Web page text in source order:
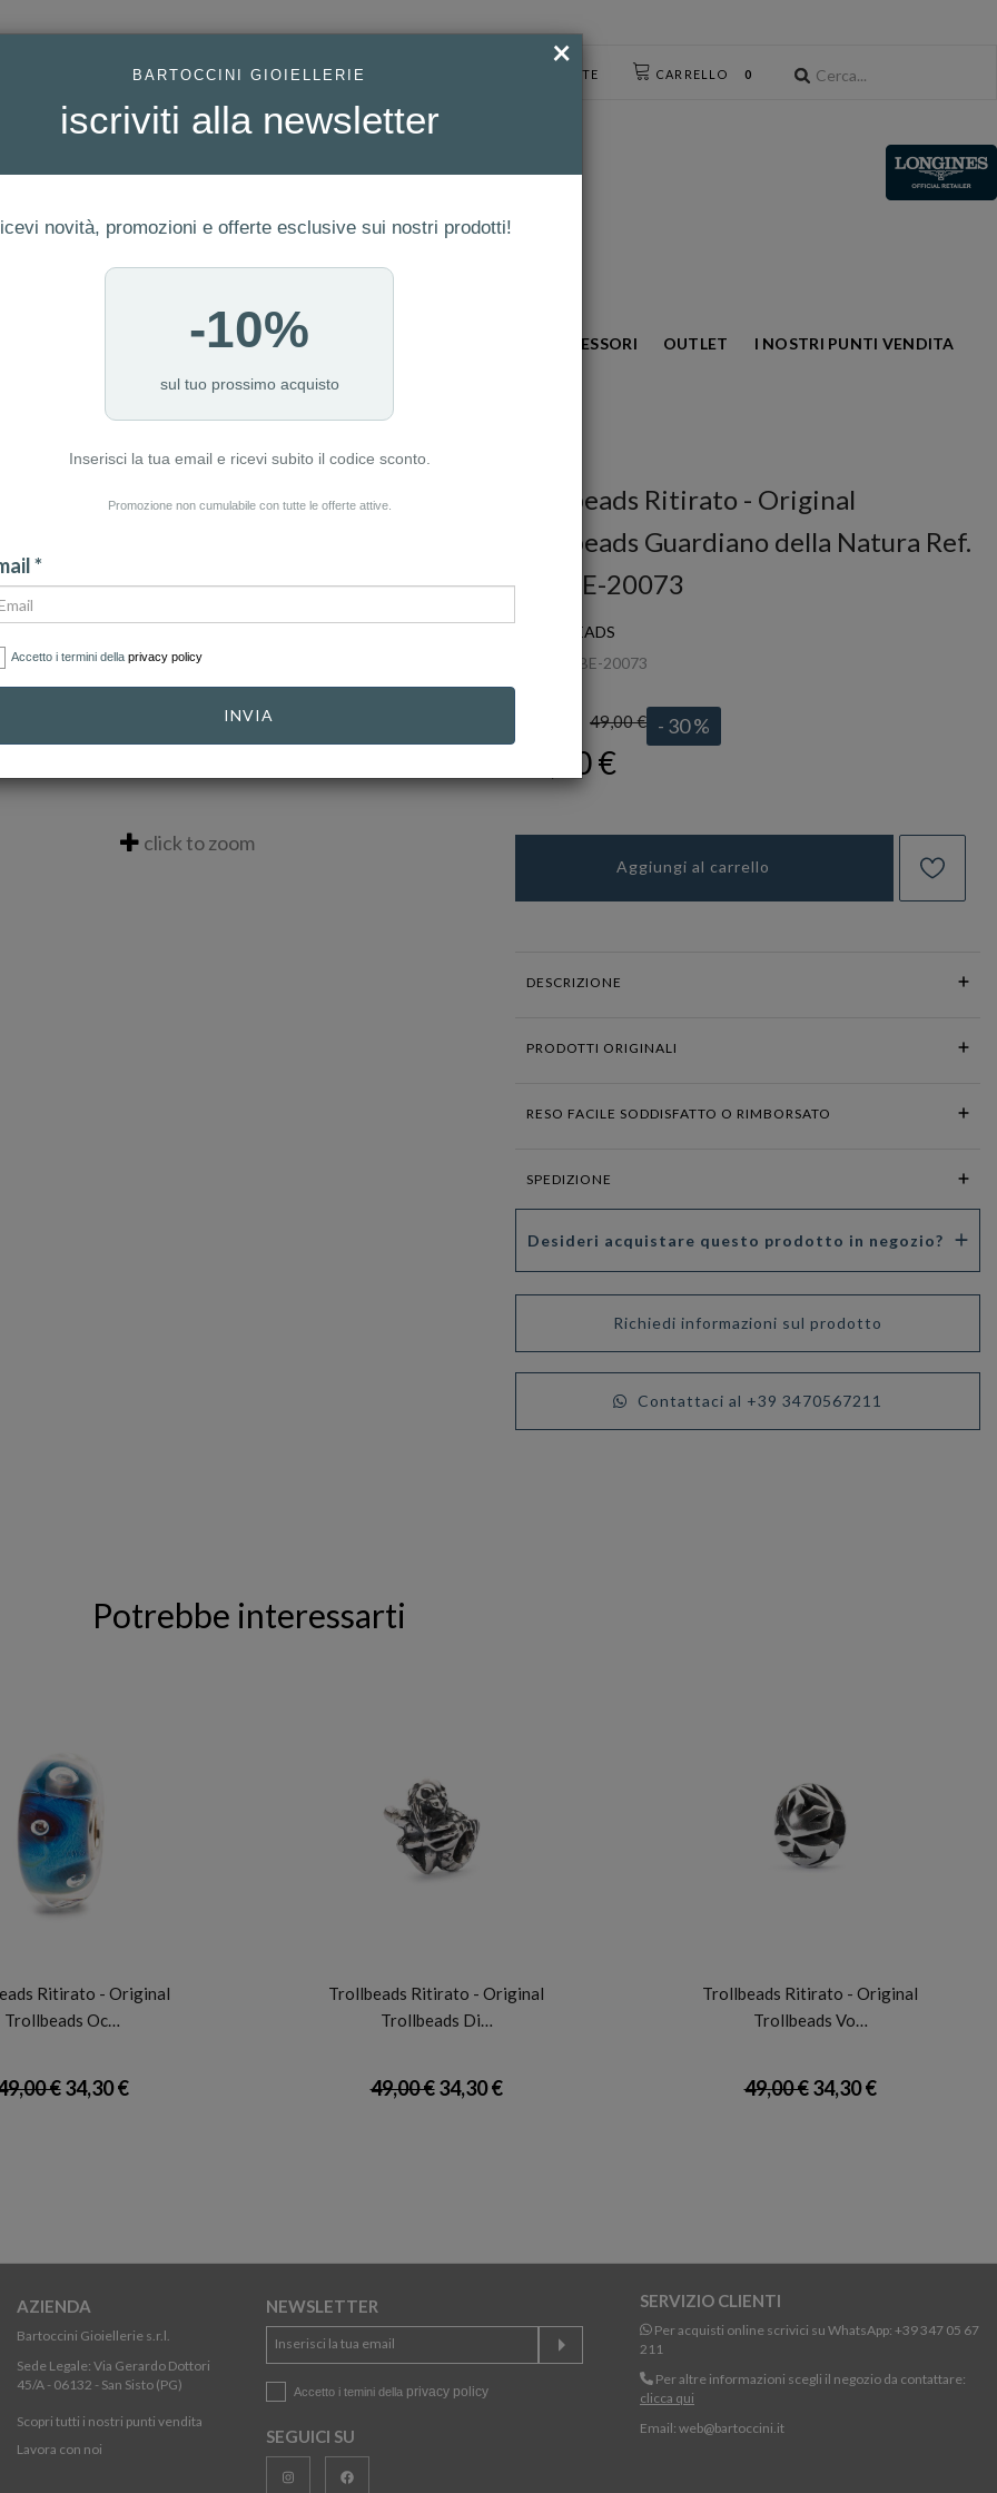
CARRELLO 0
ACCESSO UTENTE
GIOIELLI MODA OROLOGI ACCESSORI OUTLET I NOSTRI PUNTI VENDITA
NATURA REF. TAGBE-20073
click to zoom
Trollbeads Ritirato - Original
Trollbeads Guardiano della Natura Ref.
TAGBE-20073
TROLLBEADS
TAGBE-20073
49,00 € - 30 %
34,30 €
Aggiungi al carrello
DESCRIZIONE
PRODOTTI ORIGINALI
RESO FACILE SODDISFATTO O RIMBORSATO
SPEDIZIONE
Desideri acquistare questo prodotto in negozio?
Richiedi informazioni sul prodotto
Contattaci al +39 3470567211
Potrebbe interessarti
Ritirato - Original
Trollbeads Oc…
€34,30 €
Trollbeads Ritirato - Original
Trollbeads Di…
49,00 €34,30 €
Trollbeads Ritirato - Original
Trollbeads Vo…
49,00 €34,30 €
AZIENDA
Bartoccini Gioiellerie s.r.l.
Sede Legale: Via Gerardo Dottori
45/A - 06132 - San Sisto (PG)
Scopri tutti i nostri punti vendita
Lavora con noi
NEWSLETTER
Accetto i temini della privacy policy
SEGUICI SU
SERVIZIO CLIENTI
Per acquisti online scrivici su WhatsApp: +39 347 05 67
211
Per altre informazioni scegli il negozio da contattare:
clicca qui
Email: web@bartoccini.it
×
BARTOCCINI GIOIELLERIE
iscriviti alla newsletter
novità, promozioni e offerte esclusive sui nostri prodotti!
-10%
sul tuo prossimo acquisto
Inserisci la tua email e ricevi subito il codice sconto.
Promozione non cumulabile con tutte le offerte attive.
*
Accetto i termini della privacy policy
INVIA